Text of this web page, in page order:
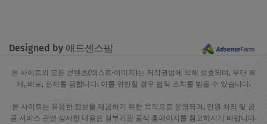
Designed by 애드센스팜
본 사이트의 모든 콘텐츠(텍스트·이미지)는 저작권법에 의해 보호되며, 무단 복
제, 배포, 전재를 금합니다. 이를 위반할 경우 법적 조치를 받을 수 있습니다.
본 사이트는 유용한 정보를 제공하기 위한 목적으로 운영되며, 민원 처리 및 공
공 서비스 관련 상세한 내용은 정부기관 공식 홈페이지를 참고하시기 바랍니다.